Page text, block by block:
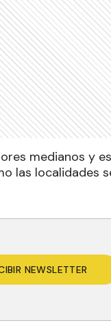
medianos y
las localidades
NEWSLETTER